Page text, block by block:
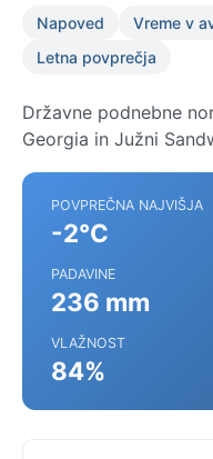
Napoved Vreme v
Letna povprečja
Državne podnebne
Georgia in Južni
POVPREČNA NAJVIŠJA
-2°C
PADAVINE
236 mm
VLAŽNOST
84%